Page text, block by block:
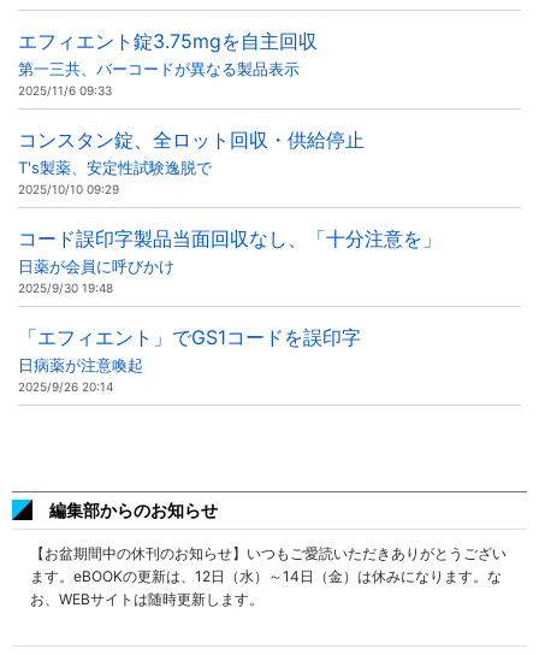
エフィエント錠3.75mgを自主回収
第一三共、バーコードが異なる製品表示
2025/11/6 09:33
コンスタン錠、全ロット回収・供給停止
T's製薬、安定性試験逸脱で
2025/10/10 09:29
コード誤印字製品当面回収なし、「十分注意を」
日薬が会員に呼びかけ
2025/9/30 19:48
「エフィエント」でGS1コードを誤印字
日病薬が注意喚起
2025/9/26 20:14
編集部からのお知らせ
【お盆期間中の休刊のお知らせ】いつもご愛読いただきありがとうござい
ます。eBOOKの更新は、12日（水）～14日（金）は休みになります。な
お、WEBサイトは随時更新します。